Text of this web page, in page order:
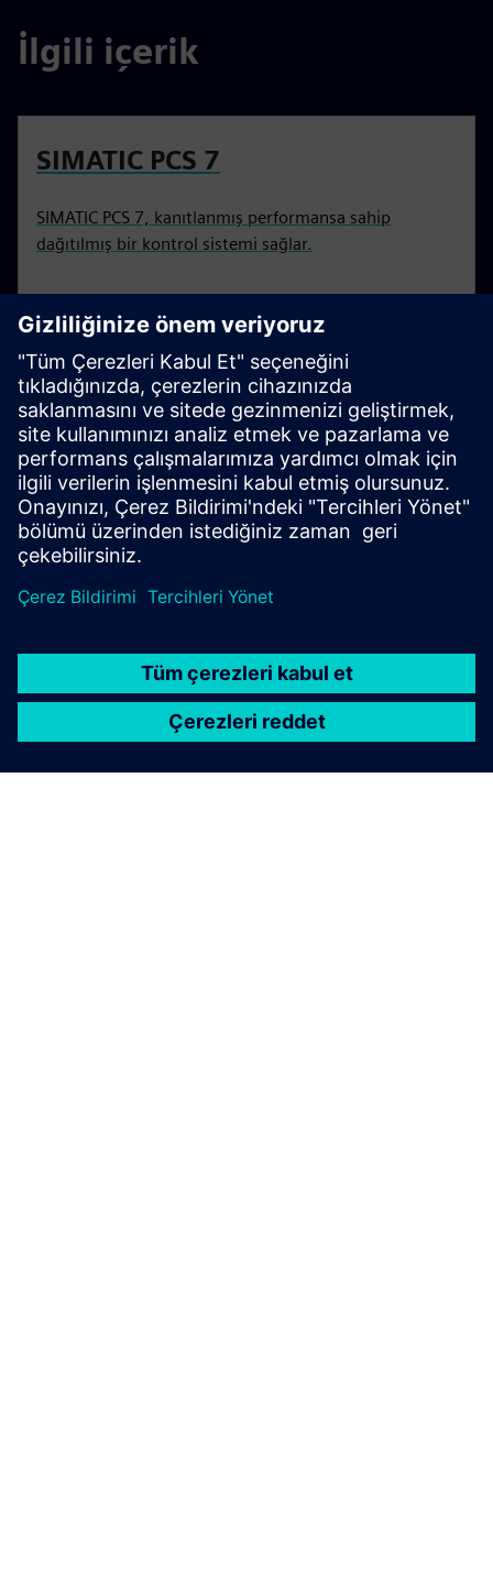
İlgili içerik
SIMATIC PCS 7
SIMATIC PCS 7, kanıtlanmış performansa sahip
dağıtılmış bir kontrol sistemi sağlar.
Yiyecek ve içecek endüstrisinde
Digital transformation
Yiyecek ve içecek endüstrisindeki dijital dönüşüm
hakkında bilgi edinin.